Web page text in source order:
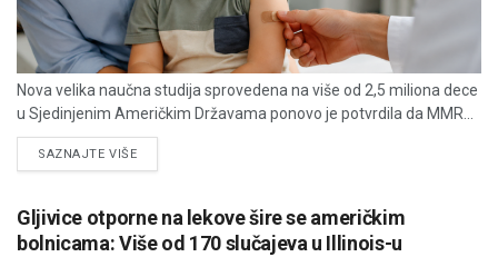
Nova velika naučna studija sprovedena na više od 2,5 miliona dece
u Sjedinjenim Američkim Državama ponovo je potvrdila da MMR...
SAZNAJTE VIŠEDETAILS
Gljivice otporne na lekove šire se američkim
bolnicama: Više od 170 slučajeva u Illinois-u